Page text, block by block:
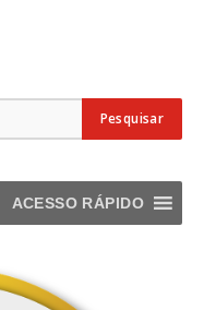
ACESSO RÁPIDO